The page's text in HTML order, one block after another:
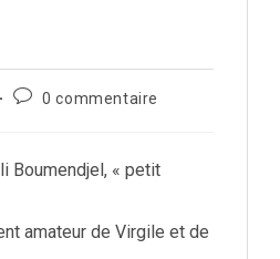
Commentaires
0 commentaire
Boumendjel, « petit
amateur de Virgile et de